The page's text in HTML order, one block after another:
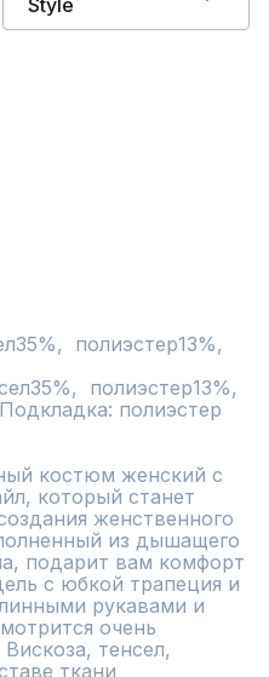
Style
полиэстер13%,
полиэстер13%,
полиэстер
костюм женский с
который станет
женственного
из дышащего
подарит вам комфорт
с юбкой трапеция и
рукавами и
очень
тенсел,
ткани